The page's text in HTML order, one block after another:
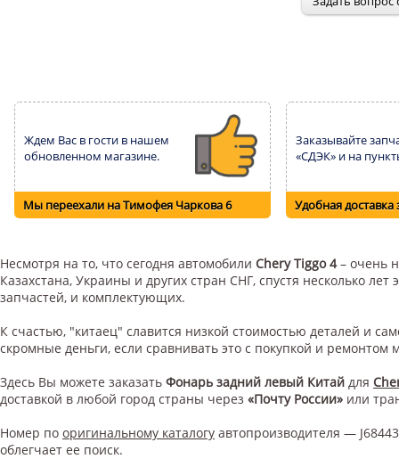
Ждем Вас в гости в нашем
обновленном магазине.
Мы переехали на Тимофея Чаркова 6
Заказывайте
«СДЭК» и на
Удобная доставка
Несмотря на то, что сегодня автомобили Chery Tiggo 4– очень
Казахстана, Украины и других стран СНГ, спустя несколько
запчастей, и комплектующих.
К счастью, "китаец" славится низкой стоимостью деталей и
скромные деньги, если сравнивать это с покупкой и
Здесь Вы можете заказать Фонарь задний левый Китай для
доставкой в любой город страны через «Почту России» или
Номер по оригинальному каталогу автопроизводителя —
облегчает ее поиск.